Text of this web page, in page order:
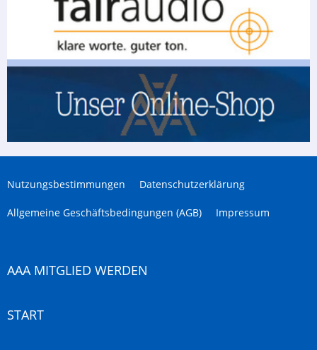
Nutzungsbestimmungen Datenschutzerklärung
Allgemeine Geschäftsbedingungen (AGB) Impressum
AAA MITGLIED WERDEN
START